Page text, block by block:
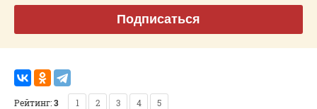
Подписаться
Рейтинг:3 1 2 3 4 5